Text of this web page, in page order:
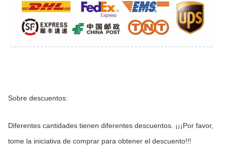
Sobre descuentos:
Diferentes cantidades tienen diferentes descuentos. ¡¡¡Por favor,
tome la iniciativa de comprar para obtener el descuento!!!